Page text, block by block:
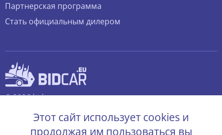
Партнерская программа
Стать официальным дилером
© 2026 bidcar.eu
Этот сайт использует cookies и
продолжая им пользоваться вы